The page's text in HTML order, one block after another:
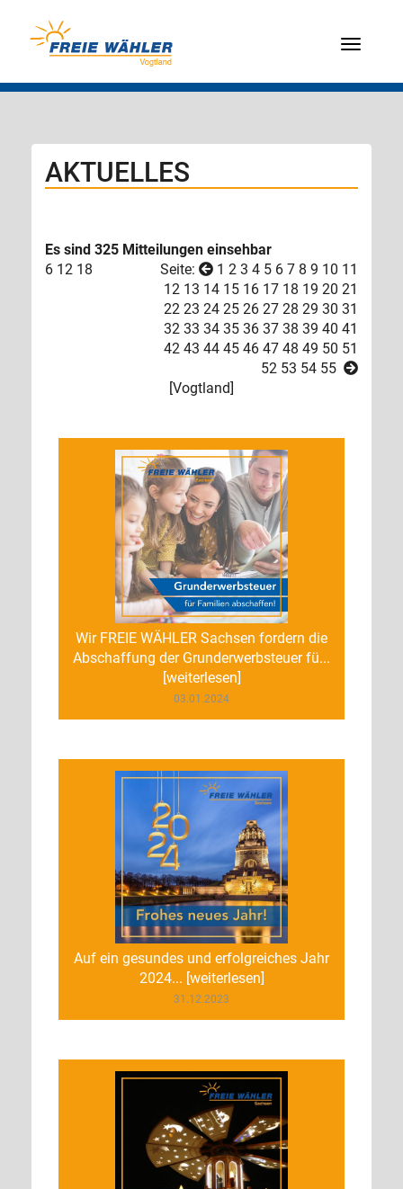
Menü
AKTUELLES
Es sind 325 Mitteilungen einsehbar
6 12 18 Seite: 1 2 3 4 5 6 7 8 9 10 11
12 13 14 15 16 17 18 19 20 21
22 23 24 25 26 27 28 29 30 31
32 33 34 35 36 37 38 39 40 41
42 43 44 45 46 47 48 49 50 51
52 53 54 55
[Vogtland]
Wir FREIE WÄHLER Sachsen fordern die
Abschaffung der Grunderwerbsteuer fü...
[weiterlesen]
03.01.2024
Auf ein gesundes und erfolgreiches Jahr
2024... [weiterlesen]
31.12.2023